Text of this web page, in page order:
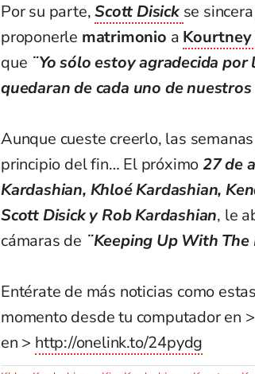
Por su parte,Scott Disick se
proponerle matrimonio a Kourtney
que ¨Yo sólo estoy agradecida
quedaran de cada uno de
Aunque cueste creerlo, las
principio del fin… El próximo 27 de
Kardashian, Khloé Kardashian,
Scott Disick y Rob Kardashian, le
cámaras de ¨Keeping Up With The
Entérate de más noticias como
momento desde tu computador en
en > http://onelink.to/24pydg